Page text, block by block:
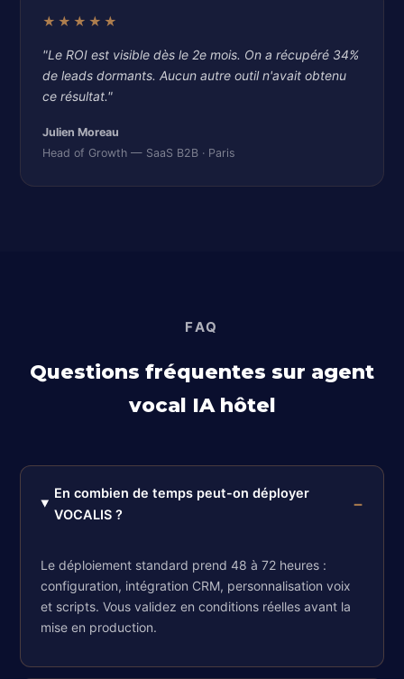
★★★★★
"Le ROI est visible dès le 2e mois. On a récupéré 34%
de leads dormants. Aucun autre outil n'avait obtenu
ce résultat."
Julien Moreau
Head of Growth — SaaS B2B · Paris
FAQ
Questions fréquentes sur agent
vocal IA hôtel
En combien de temps peut-on déployer
VOCALIS ?
Le déploiement standard prend 48 à 72 heures :
configuration, intégration CRM, personnalisation voix
et scripts. Vous validez en conditions réelles avant la
mise en production.